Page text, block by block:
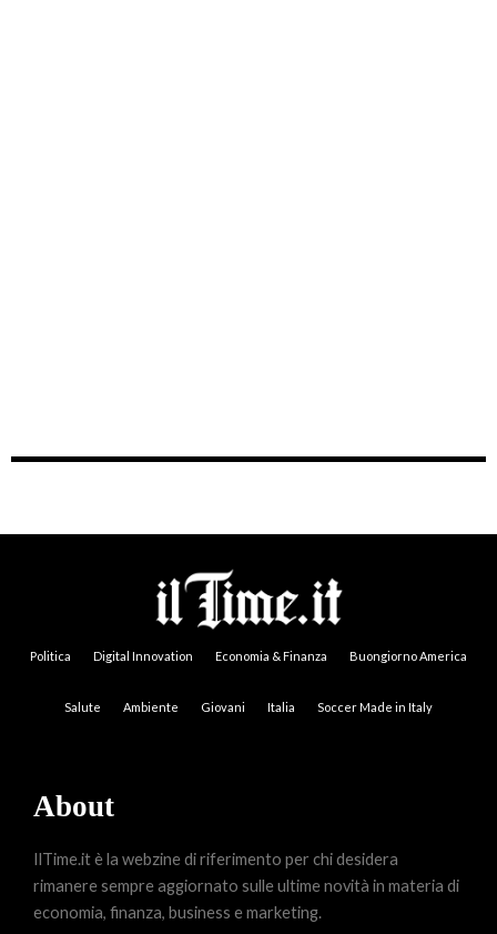
Politica Digital Innovation Economia & Finanza Buongiorno America
Salute Ambiente Giovani Italia Soccer Made in Italy
About
IlTime.it è la webzine di riferimento per chi desidera
rimanere sempre aggiornato sulle ultime novità in materia di
economia, finanza, business e marketing.